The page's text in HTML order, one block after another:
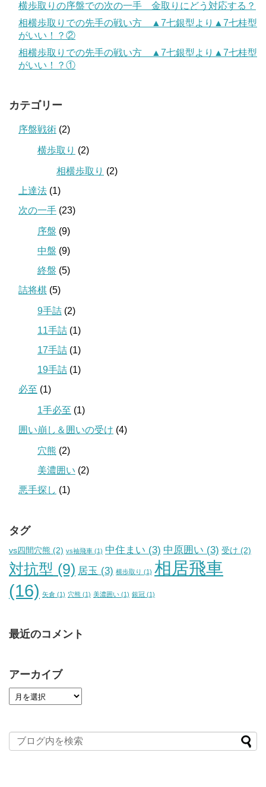
横歩取りの序盤での次の一手 金取りにどう対応する？
相横歩取りでの先手の戦い方 ▲7七銀型より▲7七桂型
がいい！？②
相横歩取りでの先手の戦い方 ▲7七銀型より▲7七桂型
がいい！？①
カテゴリー
序盤戦術 (2)
横歩取り (2)
相横歩取り (2)
上達法 (1)
次の一手 (23)
序盤 (9)
中盤 (9)
終盤 (5)
詰将棋 (5)
9手詰 (2)
11手詰 (1)
17手詰 (1)
19手詰 (1)
必至 (1)
1手必至 (1)
囲い崩し＆囲いの受け (4)
穴熊 (2)
美濃囲い (2)
悪手探し (1)
タグ
vs四間穴熊 (2) vs袖飛車 (1) 中住まい (3) 中原囲い (3) 受け (2)
対抗型 (9) 居玉 (3) 横歩取り (1) 相居飛車
(16) 矢倉 (1) 穴熊 (1) 美濃囲い (1) 銀冠 (1)
最近のコメント
アーカイブ